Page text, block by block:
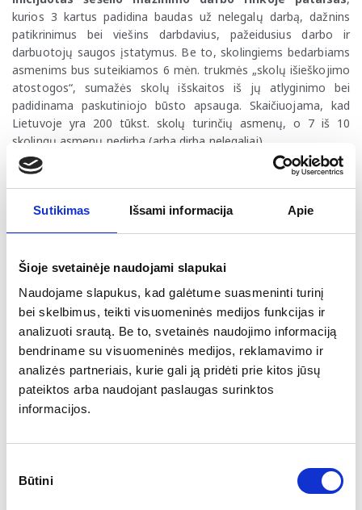
Sutikimas Išsami informacija Apie
Šioje svetainėje naudojami slapukai
Naudojame slapukus, kad galėtume suasmeninti turinį
bei skelbimus, teikti visuomeninės medijos funkcijas ir
analizuoti srautą. Be to, svetainės naudojimo informaciją
bendriname su visuomeninės medijos, reklamavimo ir
analizės partneriais, kurie gali ją pridėti prie kitos jūsų
pateiktos arba naudojant paslaugas surinktos
informacijos.
pasirinkimas
Būtini
kurios 3 kartus padidina baudas už nelegalų darbą, dažnins
patikrinimus bei viešins darbdavius, pažeidusius darbo ir
darbuotojų saugos įstatymus. Be to, skolingiems bedarbiams
asmenims bus suteikiamos 6 mėn. trukmės „skolų išieškojimo
atostogos“, sumažės skolų išskaitos iš jų atlyginimo bei
padidinama paskutiniojo būsto apsauga. Skaičiuojama, kad
Lietuvoje yra 200 tūkst. skolų turinčių asmenų, o 7 iš 10
skolingų asmenų nedirba (arba dirba nelegaliai).
Viešojoje erdvėje susiformavus bendram politiniam
konsensusui dėl Bankų solidarumo įnašo pratęsimo dar
vieneriems metams –49 opozicinių frakcijų Seimo nariai
rinkimų,Vyriausybei sugrąžinus įgaliojimus,gali būti
reikalaujama pakeisti daugiau nei keletą ministrų
Prezidentą rinkimuose remianti Socialdemokratų partija
Prezidentui siūlo įvertinti Energetikos, Sveikatos apsaugos,
Žemės ūkio, Vidaus reikalų, Susisiekimo ir Finansų ministrų
atsakomybę.
Ekonomikos ir inovacijų ministerija pasirašė NASA
bendradarbiauti ir keistis moksliniais duomenimis apie
atsakingą ir tvarų kosmoso tyrinėjimą.